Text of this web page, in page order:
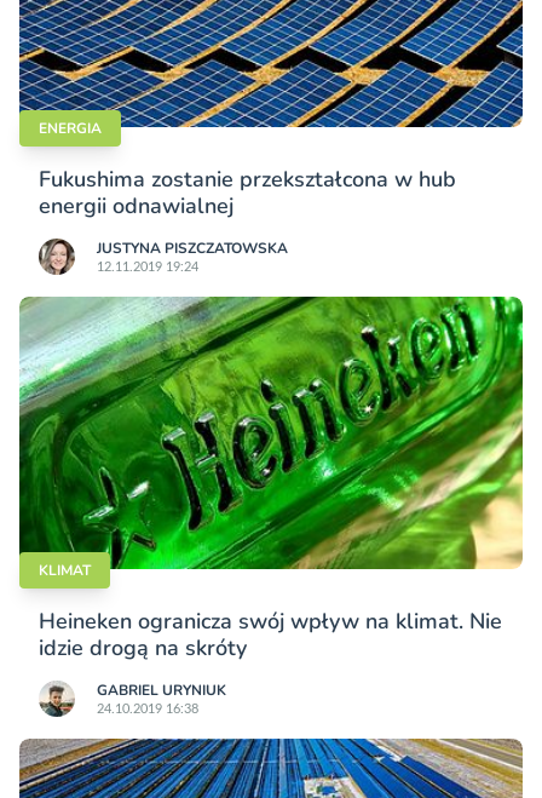
ENERGIA
Fukushima zostanie przekształcona w hub
energii odnawialnej
JUSTYNA PISZCZATOWSKA
12.11.2019 19:24
KLIMAT
Heineken ogranicza swój wpływ na klimat. Nie
idzie drogą na skróty
GABRIEL URYNIUK
24.10.2019 16:38